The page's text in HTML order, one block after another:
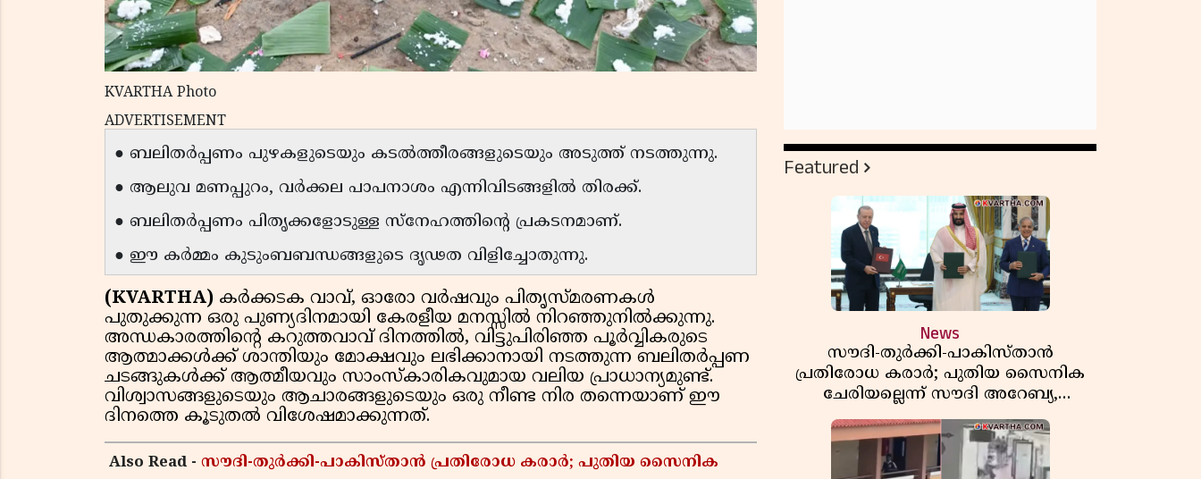
KVARTHA Photo
ADVERTISEMENT
● ബലിതർപ്പണം പുഴകളുടെയും കടൽത്തീരങ്ങളുടെയും അടുത്ത് നടത്തുന്നു.
● ആലുവ മണപ്പുറം, വർക്കല പാപനാശം എന്നിവിടങ്ങളിൽ തിരക്ക്.
● ബലിതർപ്പണം പിതൃക്കളോടുള്ള സ്നേഹത്തിൻ്റെ പ്രകടനമാണ്.
● ഈ കർമ്മം കുടുംബബന്ധങ്ങളുടെ ദൃഢത വിളിച്ചോതുന്നു.
(KVARTHA) കർക്കടക വാവ്, ഓരോ വർഷവും പിതൃസ്മരണകൾ
പുതുക്കുന്ന ഒരു പുണ്യദിനമായി കേരളീയ മനസ്സിൽ നിറഞ്ഞുനിൽക്കുന്നു.
അന്ധകാരത്തിന്റെ കറുത്തവാവ് ദിനത്തിൽ, വിട്ടുപിരിഞ്ഞ പൂർവ്വികരുടെ
ആത്മാക്കൾക്ക് ശാന്തിയും മോക്ഷവും ലഭിക്കാനായി നടത്തുന്ന ബലിതർപ്പണ
ചടങ്ങുകൾക്ക് ആത്മീയവും സാംസ്കാരികവുമായ വലിയ പ്രാധാന്യമുണ്ട്.
വിശ്വാസങ്ങളുടെയും ആചാരങ്ങളുടെയും ഒരു നീണ്ട നിര തന്നെയാണ് ഈ
ദിനത്തെ കൂടുതൽ വിശേഷമാക്കുന്നത്.
Also Read - സൗദി-തുർക്കി-പാകിസ്താൻ പ്രതിരോധ കരാർ; പുതിയ സൈനിക
Featured
News
സൗദി-തുർക്കി-പാകിസ്താൻ
പ്രതിരോധ കരാർ; പുതിയ സൈനിക
ചേരിയല്ലെന്ന് സൗദി അറേബ്യ,
വിമർശനവുമായി ഇറാൻ